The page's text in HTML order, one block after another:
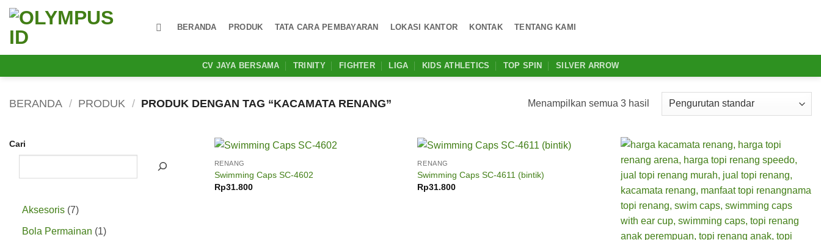
Skip
content
BERANDA PRODUK TATA CARA PEMBAYARAN LOKASI KANTOR KONTAK TENTANG KAMI
CV JAYA BERSAMA TRINITY FIGHTER LIGA KIDS ATHLETICS TOP SPIN SILVER ARROW
BERANDA / PRODUK / PRODUK DENGAN TAG “KACAMATA RENANG” Menampilkan semua 3 hasil
Cari
Aksesoris 77
Bola Permainan 11
RENANG
Swimming Caps SC-4602
Rp31.800
RENANG
Swimming Caps SC-4611 (bintik)
Rp31.800
wishlist